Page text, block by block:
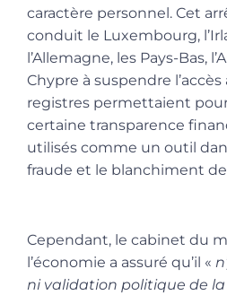
caractère personnel. Cet
conduit le Luxembourg,
l’Allemagne, les Pays-Bas,
Chypre à suspendre
registres permettaient
certaine transparence
utilisés comme un outil
fraude et le blanchiment
Cependant, le cabinet du
l’économie a assuré qu’il «
ni validation politique de